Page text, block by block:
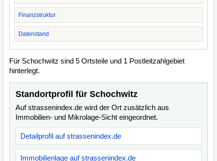
Finanzstruktur
Datenstand
Für Schochwitz sind 5 Ortsteile und 1 Postleitzahlgebiet
hinterlegt.
Standortprofil für Schochwitz
Auf strassenindex.de wird der Ort zusätzlich aus
Immobilien- und Mikrolage-Sicht eingeordnet.
Detailprofil auf strassenindex.de
Immobilienlage auf strassenindex.de